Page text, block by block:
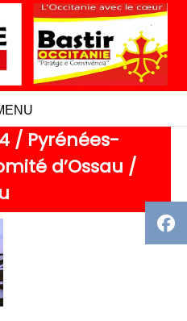
/ Pyrénées-
d’Ossau /